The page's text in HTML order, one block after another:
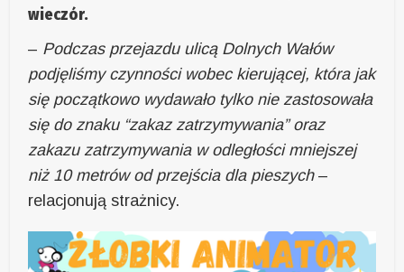
wieczór.
– Podczas przejazdu ulicą Dolnych Wałów
podjęliśmy czynności wobec kierującej, która jak
się początkowo wydawało tylko nie zastosowała
się do znaku “zakaz zatrzymywania” oraz
zakazu zatrzymywania w odległości mniejszej
niż 10 metrów od przejścia dla pieszych–
relacjonują strażnicy.